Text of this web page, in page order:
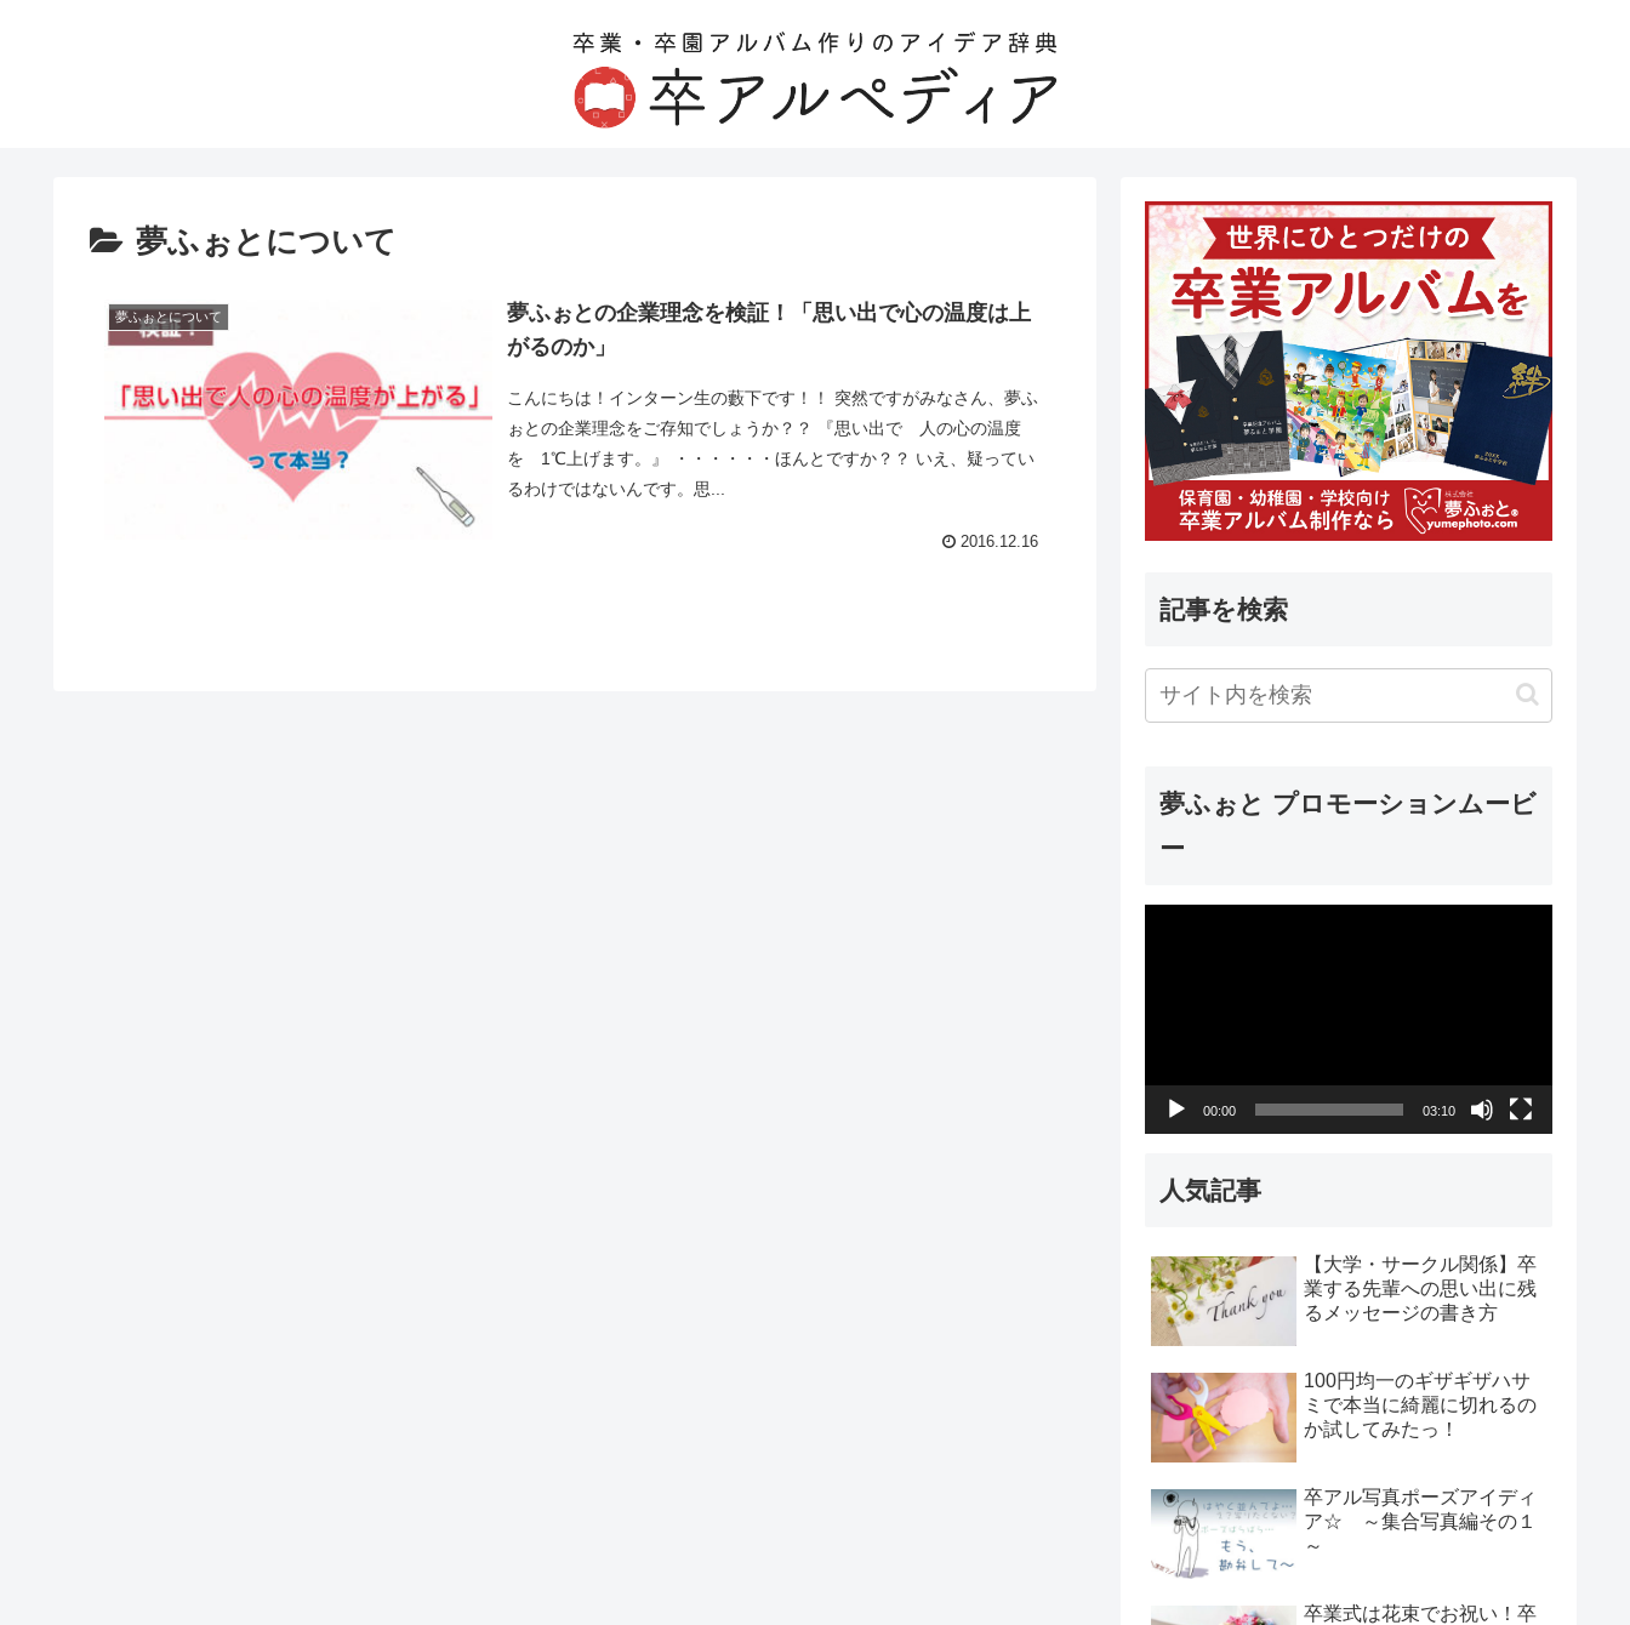
夢ふぉとについて
夢ふぉとについて
夢ふぉとの企業理念を検証！「思い出で心の温度は上
がるのか」
こんにちは！インターン生の藪下です！！ 突然ですがみなさん、夢ふ
ぉとの企業理念をご存知でしょうか？？ 『思い出で 人の心の温度
を 1℃上げます。』 ・・・・・・ほんとですか？？ いえ、疑ってい
るわけではないんです。思...
2016.12.16
記事を検索
夢ふぉと プロモーションムービ
ー
00:00 03:10
人気記事
【大学・サークル関係】卒
業する先輩への思い出に残
るメッセージの書き方
100円均一のギザギザハサ
ミで本当に綺麗に切れるの
か試してみたっ！
卒アル写真ポーズアイディ
ア☆ ～集合写真編その１
～
卒業式は花束でお祝い！卒